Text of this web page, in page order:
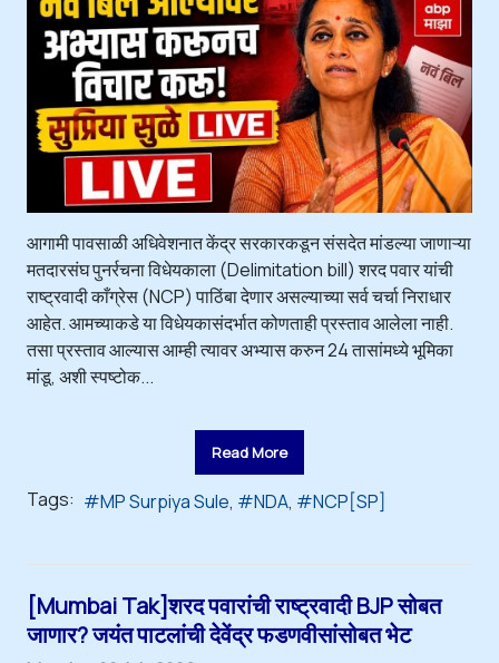
आगामी पावसाळी अधिवेशनात केंद्र सरकारकडून संसदेत मांडल्या जाणाऱ्या
मतदारसंघ पुनर्रचना विधेयकाला (Delimitation bill) शरद पवार यांची
राष्ट्रवादी काँग्रेस (NCP) पाठिंबा देणार असल्याच्या सर्व चर्चा निराधार
आहेत. आमच्याकडे या विधेयकासंदर्भात कोणताही प्रस्ताव आलेला नाही.
तसा प्रस्ताव आल्यास आम्ही त्यावर अभ्यास करुन 24 तासांमध्ये भूमिका
मांडू, अशी स्पष्टोक...
Read More
Tags: MP Surpiya Sule NDA NCP[SP]
[Mumbai Tak]शरद पवारांची राष्ट्रवादी BJP सोबत
जाणार? जयंत पाटलांची देवेंद्र फडणवीसांसोबत भेट